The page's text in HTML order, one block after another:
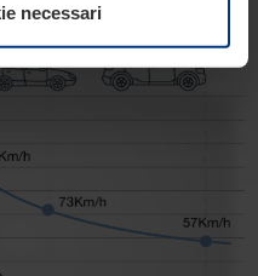
necessari